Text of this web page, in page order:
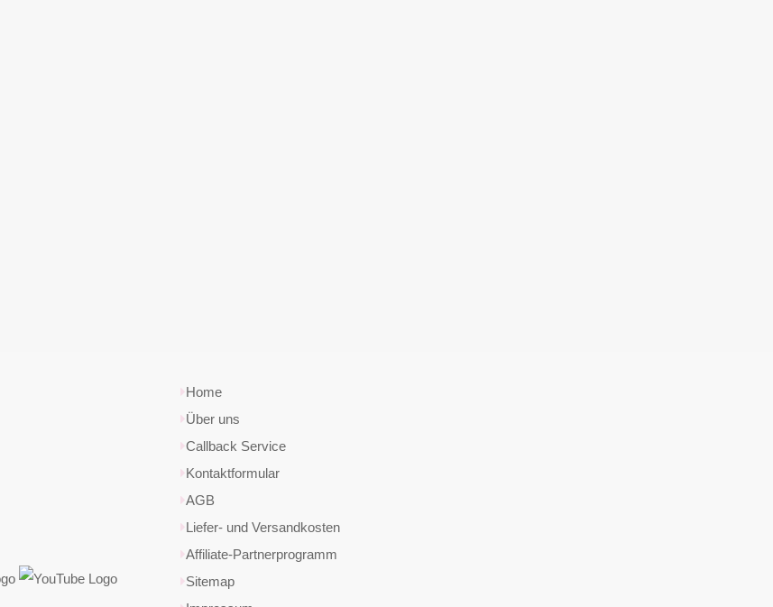
Home
Über uns
Callback Service
Kontaktformular
AGB
Liefer- und Versandkosten
Affiliate-Partnerprogramm
Sitemap